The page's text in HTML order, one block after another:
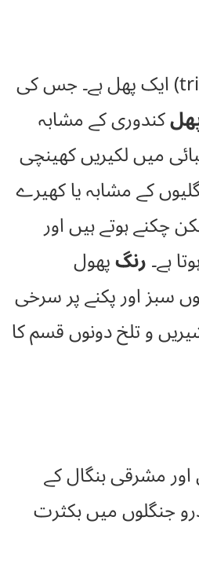
پلول (trichosanthis) ایک پھل ہے۔ جس کی
کندوری کے مشابہ
میں لکیریں کھینچی
کے مشابہ یا کھیرے
چکنے ہوتے ہیں اور
ہے۔رنگپھول
سبز اور پکنے پر سرخی
و تلخ دونوں قسم کا
مشرقی بنگال کے
جنگلوں میں بکثرت